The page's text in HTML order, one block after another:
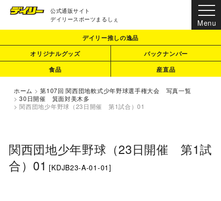
公式通販サイト
デイリースポーツまるしぇ
デイリー推しの逸品
オリジナルグッズ
バックナンバー
食品
産直品
ホーム > 第107回 関西団地軟式少年野球選手権大会 写真一覧
> 30日開催 箕面対美木多
> 関西団地少年野球（23日開催 第1試合）01
関西団地少年野球（23日開催 第1試
合）01 [KDJB23-A-01-01 ]